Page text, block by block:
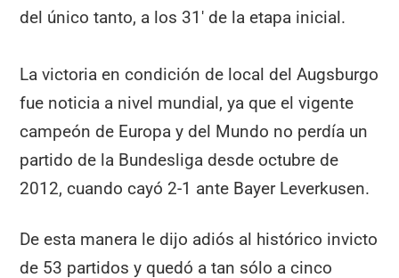
del único tanto, a los 31′ de la etapa inicial.
La victoria en condición de local del Augsburgo
fue noticia a nivel mundial, ya que el vigente
campeón de Europa y del Mundo no perdía un
partido de la Bundesliga desde octubre de
2012, cuando cayó 2-1 ante Bayer Leverkusen.
De esta manera le dijo adiós al histórico invicto
de 53 partidos y quedó a tan sólo a cinco